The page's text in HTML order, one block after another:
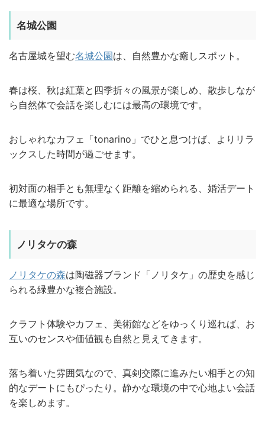
名城公園
名古屋城を望む名城公園は、自然豊かな癒しスポット。
春は桜、秋は紅葉と四季折々の風景が楽しめ、散歩しなが
ら自然体で会話を楽しむには最高の環境です。
おしゃれなカフェ「tonarino」でひと息つけば、よりリラ
ックスした時間が過ごせます。
初対面の相手とも無理なく距離を縮められる、婚活デート
に最適な場所です。
ノリタケの森
ノリタケの森は陶磁器ブランド「ノリタケ」の歴史を感じ
られる緑豊かな複合施設。
クラフト体験やカフェ、美術館などをゆっくり巡れば、お
互いのセンスや価値観も自然と見えてきます。
落ち着いた雰囲気なので、真剣交際に進みたい相手との知
的なデートにもぴったり。静かな環境の中で心地よい会話
を楽しめます。